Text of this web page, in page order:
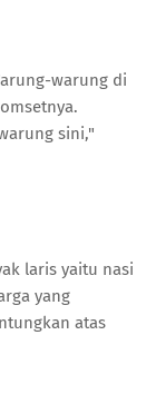
warung di
sini,"
laris yaitu nasi
yang
atas